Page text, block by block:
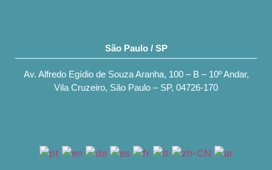
São Paulo / SP
Av. Alfredo Egídio de Souza Aranha, 100 – B – 10º Andar,
Vila Cruzeiro, São Paulo – SP, 04726-170